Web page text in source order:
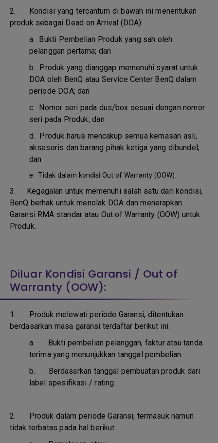
2. Kondisi yang tercantum di bawah ini menentukan
produk sebagai Dead on Arrival (DOA):
a. Bukti Pembelian Produk yang sah oleh
pelanggan pertama; dan
b. Produk yang dianggap memenuhi syarat untuk
DOA oleh BenQ atau Service Center BenQ dalam
periode DOA; dan
c. Nomor seri pada dus/box sesuai dengan nomor
seri pada Produk; dan
d. Produk harus mencakup semua kemasan asli,
aksesoris dan barang pihak ketiga yang dibundel;
dan
e.Tidak dalam kondisi Out of Warranty (OOW).
3. Kegagalan untuk memenuhi salah satu dari kondisi,
BenQ berhak untuk menolak DOA dan menerapkan
Garansi RMA standar atau Out of Warranty (OOW) untuk
Produk.
Diluar Kondisi Garansi / Out of
Warranty (OOW):
1. Produk melewati periode Garansi, ditentukan
berdasarkan masa garansi terdaftar berikut ini:
a. Bukti pembelian pelanggan, faktur atau tanda
terima yang menunjukkan tanggal pembelian.
b. Berdasarkan tanggal pembuatan produk dari
label spesifikasi / rating.
2. Produk dalam periode Garansi, termasuk namun
tidak terbatas pada hal berikut: